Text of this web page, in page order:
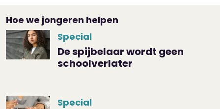
Hoe we jongeren helpen
Special
De spijbelaar wordt geen
schoolverlater
Special